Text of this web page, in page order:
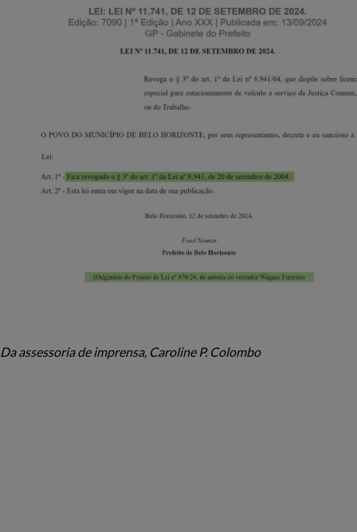
Da assessoria de imprensa, Caroline P. Colombo